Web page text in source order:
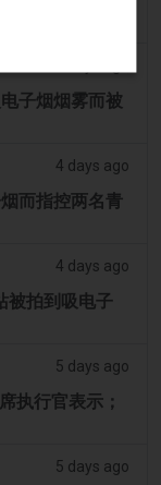
子烟烟雾而被
4 days ago
而指控两名青
4 days ago
被拍到吸电子
5 days ago
执行官表示；
5 days ago